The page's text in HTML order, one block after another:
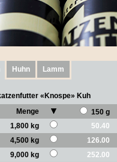
Huhn Lamm
«Knospe» Kuh
Menge
150 g
1,800 kg
50.40
4,500 kg
126.00
9,000 kg
252.00